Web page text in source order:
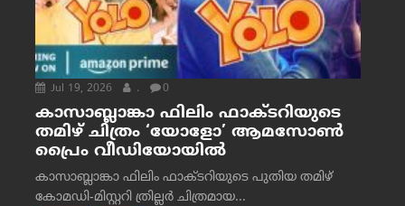
Jul 19, 2026 . 0
കാസാബ്ലാങ്കാ ഫിലിം ഫാക്ടറിയുടെ
തമിഴ് ചിത്രം ‘യോളോ’ ആമസോൺ
പ്രൈം വീഡിയോയിൽ
കാസാബ്ലാങ്കാ ഫിലിം ഫാക്ടറിയുടെ പുതിയ തമിഴ്
കോമഡി-മിസ്റ്ററി ത്രില്ലർ ചിത്രമായ...